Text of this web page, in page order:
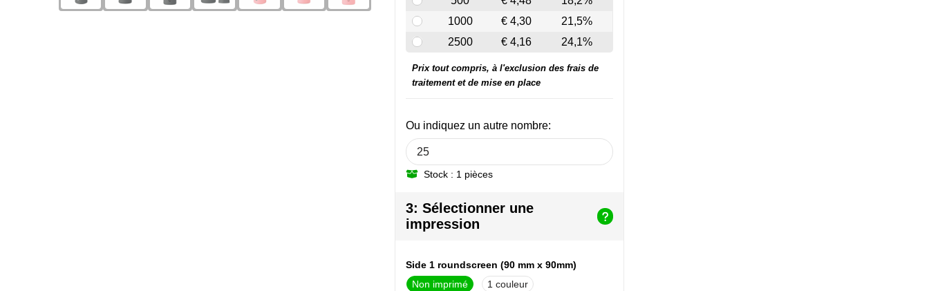
1000
€ 4,30
21,5%
2500
€ 4,16 24,1%
Ou indiquez un autre nombre:
Stock : 1 pièces
Prix tout compris, à l'exclusion des frais de
traitement et de mise en place
3: Sélectionner une
impression
Side 1 roundscreen (90 mm x 90mm)
Non imprimé
1